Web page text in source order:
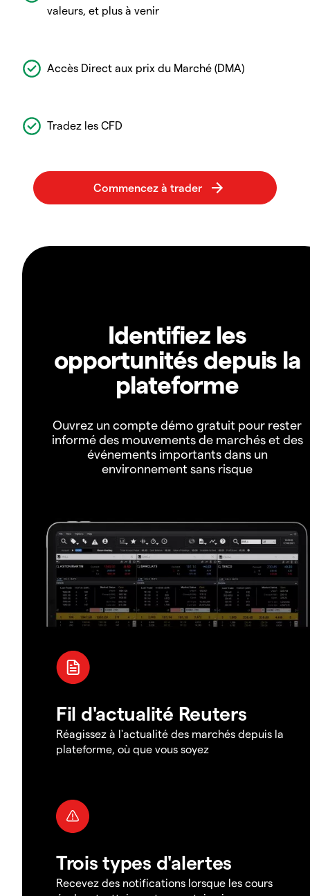
valeurs, et plus à venir
Accès Direct aux prix du Marché (DMA)
Tradez les CFD
Identifiez les
opportunités depuis la
plateforme
Ouvrez un compte démo gratuit pour rester
informé des mouvements de marchés et des
événements importants dans un
environnement sans risque
Fil d'actualité Reuters
Réagissez à l'actualité des marchés depuis la
plateforme, où que vous soyez
Trois types d'alertes
Recevez des notifications lorsque les cours